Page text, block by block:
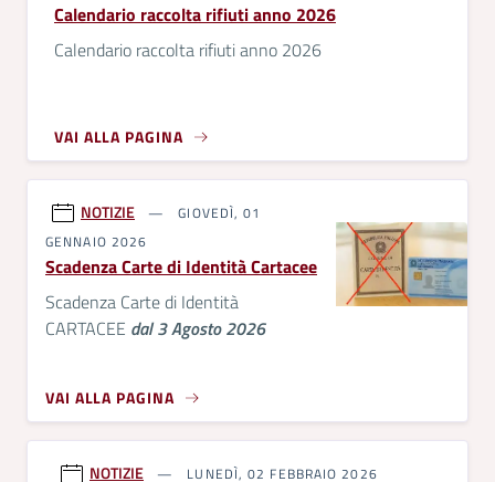
Calendario raccolta rifiuti anno 2026
Calendario raccolta rifiuti anno 2026
VAI ALLA PAGINA
NOTIZIE
GIOVEDÌ, 01
GENNAIO 2026
Scadenza Carte di Identità Cartacee
Scadenza Carte di Identità
CARTACEE dal 3 Agosto 2026
VAI ALLA PAGINA
NOTIZIE LUNEDÌ, 02 FEBBRAIO 2026